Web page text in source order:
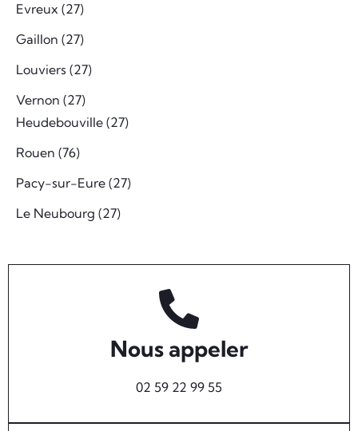
Evreux (27)
Gaillon (27)
Louviers (27)
Vernon (27)
Heudebouville (27)
Rouen (76)
Pacy-sur-Eure (27)
Le Neubourg (27)
Nous appeler
02 59 22 99 55